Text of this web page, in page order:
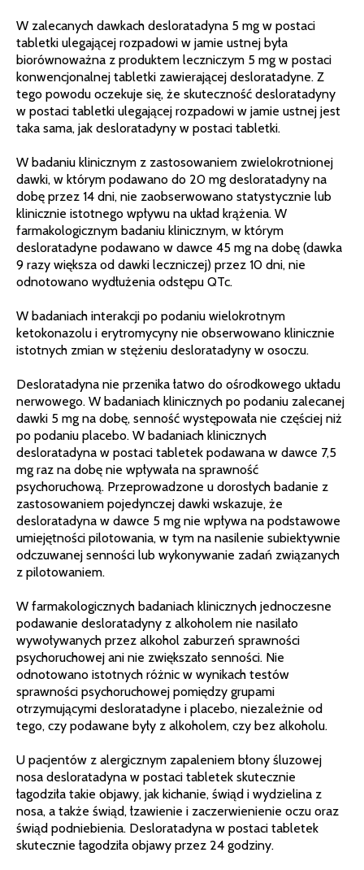
W zalecanych dawkach desloratadyna 5 mg w postaci
tabletki ulegającej rozpadowi w jamie ustnej była
biorównoważna z produktem leczniczym 5 mg w postaci
konwencjonalnej tabletki zawierającej desloratadyne. Z
tego powodu oczekuje się, że skuteczność desloratadyny
w postaci tabletki ulegającej rozpadowi w jamie ustnej jest
taka sama, jak desloratadyny w postaci tabletki.
W badaniu klinicznym z zastosowaniem zwielokrotnionej
dawki, w którym podawano do 20 mg desloratadyny na
dobę przez 14 dni, nie zaobserwowano statystycznie lub
klinicznie istotnego wpływu na układ krążenia. W
farmakologicznym badaniu klinicznym, w którym
desloratadyne podawano w dawce 45 mg na dobę (dawka
9 razy większa od dawki leczniczej) przez 10 dni, nie
odnotowano wydłużenia odstępu QTc.
W badaniach interakcji po podaniu wielokrotnym
ketokonazolu i erytromycyny nie obserwowano klinicznie
istotnych zmian w stężeniu desloratadyny w osoczu.
Desloratadyna nie przenika łatwo do ośrodkowego układu
nerwowego. W badaniach klinicznych po podaniu zalecanej
dawki 5 mg na dobę, senność występowała nie częściej niż
po podaniu placebo. W badaniach klinicznych
desloratadyna w postaci tabletek podawana w dawce 7,5
mg raz na dobę nie wpływała na sprawność
psychoruchową. Przeprowadzone u dorosłych badanie z
zastosowaniem pojedynczej dawki wskazuje, że
desloratadyna w dawce 5 mg nie wpływa na podstawowe
umiejętności pilotowania, w tym na nasilenie subiektywnie
odczuwanej senności lub wykonywanie zadań związanych
z pilotowaniem.
W farmakologicznych badaniach klinicznych jednoczesne
podawanie desloratadyny z alkoholem nie nasilało
wywoływanych przez alkohol zaburzeń sprawności
psychoruchowej ani nie zwiększało senności. Nie
odnotowano istotnych różnic w wynikach testów
sprawności psychoruchowej pomiędzy grupami
otrzymującymi desloratadyne i placebo, niezależnie od
tego, czy podawane były z alkoholem, czy bez alkoholu.
U pacjentów z alergicznym zapaleniem błony śluzowej
nosa desloratadyna w postaci tabletek skutecznie
łagodziła takie objawy, jak kichanie, świąd i wydzielina z
nosa, a także świąd, łzawienie i zaczerwienienie oczu oraz
świąd podniebienia. Desloratadyna w postaci tabletek
skutecznie łagodziła objawy przez 24 godziny.